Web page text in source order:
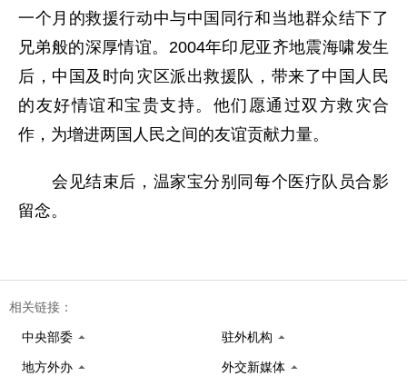
一个月的救援行动中与中国同行和当地群众结下了
兄弟般的深厚情谊。2004年印尼亚齐地震海啸发生
后，中国及时向灾区派出救援队，带来了中国人民
的友好情谊和宝贵支持。他们愿通过双方救灾合
作，为增进两国人民之间的友谊贡献力量。
会见结束后，温家宝分别同每个医疗队员合影
留念。
相关链接：
中央部委 驻外机构
地方外办 外交新媒体